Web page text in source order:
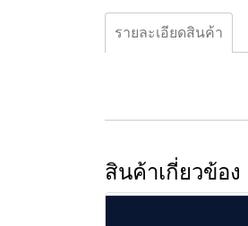
รายละเอียดสินค้า
สินค้าเกี่ยวข้อง